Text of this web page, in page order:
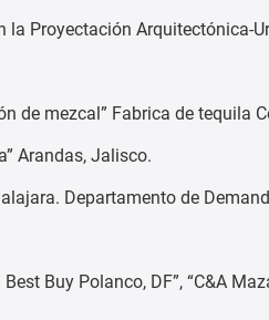
Proyectación Arquitectónica-
de mezcal” Fabrica de tequila
Arandas, Jalisco.
Departamento de
Buy Polanco, DF”, “C&A